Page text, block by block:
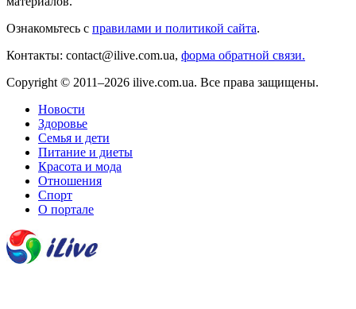
Ознакомьтесь с правилами и политикой сайта.
Контакты: contact@ilive.com.ua, форма обратной связи.
Copyright © 2011–2026 ilive.com.ua. Все права защищены.
Новости
Здоровье
Семья и дети
Питание и диеты
Красота и мода
Отношения
Спорт
О портале